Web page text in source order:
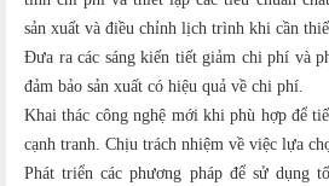
sản xuất và điều chỉnh lịch trình khi cần
Đưa ra các sáng kiến tiết giảm chi phí và
đảm bảo sản xuất có hiệu quả về chi phí.
Khai thác công nghệ mới khi phù hợp để
cạnh tranh. Chịu trách nhiệm về việc lựa
Phát triển các phương pháp để sử dụng